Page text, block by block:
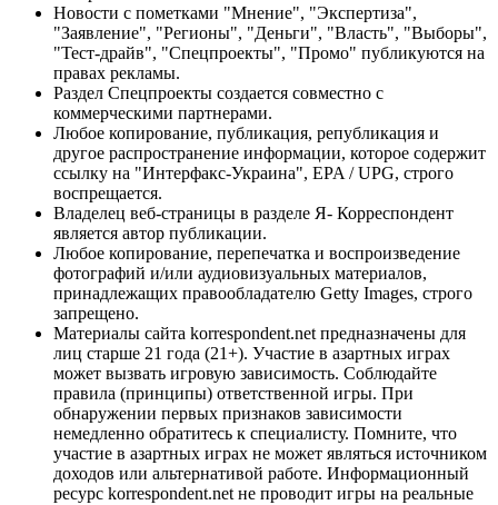
Новости с пометками "Мнение", "Экспертиза",
"Заявление", "Регионы", "Деньги", "Власть", "Выборы",
"Тест-драйв", "Спецпроекты", "Промо" публикуются на
правах рекламы.
Раздел Спецпроекты создается совместно с
коммерческими партнерами.
Любое копирование, публикация, републикация и
другое распространение информации, которое содержит
ссылку на "Интерфакс-Украина", EPA / UPG, строго
воспрещается.
Владелец веб-страницы в разделе Я- Корреспондент
является автор публикации.
Любое копирование, перепечатка и воспроизведение
фотографий и/или аудиовизуальных материалов,
принадлежащих правообладателю Getty Images, строго
запрещено.
Материалы сайта korrespondent.net предназначены для
лиц старше 21 года (21+). Участие в азартных играх
может вызвать игровую зависимость. Соблюдайте
правила (принципы) ответственной игры. При
обнаружении первых признаков зависимости
немедленно обратитесь к специалисту. Помните, что
участие в азартных играх не может являться источником
доходов или альтернативой работе. Информационный
ресурс korrespondent.net не проводит игры на реальные